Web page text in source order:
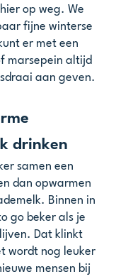
op weg. We
fijne winterse
er met een
marsepein altijd
aan geven.
drinken
samen een
dan opwarmen
Binnen in
go beker als je
Dat klinkt
wordt nog leuker
mensen bij